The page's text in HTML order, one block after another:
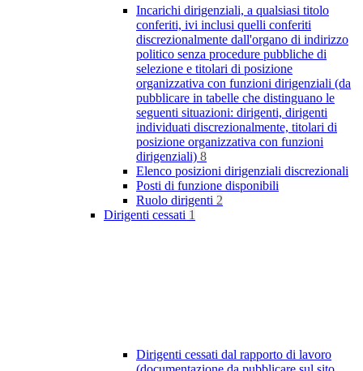
Incarichi dirigenziali, a qualsiasi titolo
conferiti, ivi inclusi quelli conferiti
discrezionalmente dall'organo di indirizzo
politico senza procedure pubbliche di
selezione e titolari di posizione
organizzativa con funzioni dirigenziali (da
pubblicare in tabelle che distinguano le
seguenti situazioni: dirigenti, dirigenti
individuati discrezionalmente, titolari di
posizione organizzativa con funzioni
dirigenziali) 8
Elenco posizioni dirigenziali discrezionali
Posti di funzione disponibili
Ruolo dirigenti 2
Dirigenti cessati 1
Dirigenti cessati dal rapporto di lavoro